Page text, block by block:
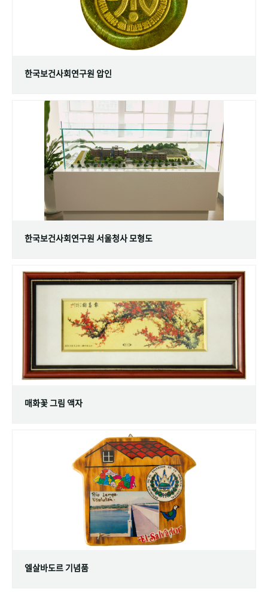
한국보건사회연구원 압인
한국보건사회연구원 서울청사 모형도
매화꽃 그림 액자
엘살바도르 기념품